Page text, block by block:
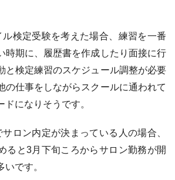
ル検定受験を考えた場合、練習を一番
時期に、履歴書を作成したり面接に行
と検定練習のスケジュール調整が必要
の仕事をしながらスクールに通われて
になりそうです。
ロン内定が決まっている人の場合、
ると3月下旬ころからサロン勤務が開
です。